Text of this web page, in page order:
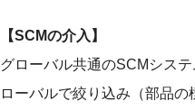
【SCMの介入】
グローバル共通のSCMシス
ローバルで絞り込み（部品の